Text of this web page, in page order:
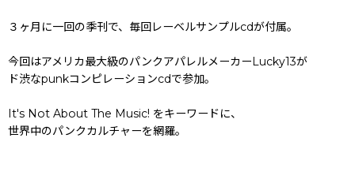
３ヶ月に一回の季刊で、毎回レーベルサンプルcdが付属。
今回はアメリカ最大級のパンクアパレルメーカーLucky13が
ド渋なpunkコンピレーションcdで参加。
It's Not About The Music! をキーワードに、
世界中のパンクカルチャーを網羅。